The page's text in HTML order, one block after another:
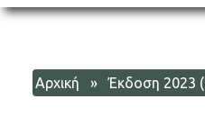
3dr
Αρχική » Έκδοση 2023